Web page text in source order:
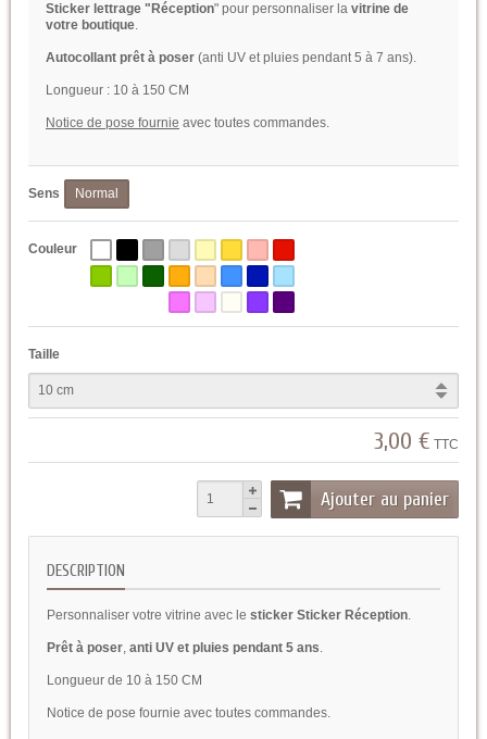
Sticker lettrage "Réception" pour personnaliser la vitrine de
votre boutique.
Autocollant prêt à poser (anti UV et pluies pendant 5 à 7 ans).
Longueur : 10 à 150 CM
Notice de pose fournie avec toutes commandes.
Sens Normal
Couleur
Taille
3,00 € TTC
Ajouter au panier
DESCRIPTION
Personnaliser votre vitrine avec le sticker Sticker Réception
Prêt à poser anti UV et pluies pendant 5 ans
Longueur de 10 à 150 CM
Notice de pose fournie avec toutes commandes.